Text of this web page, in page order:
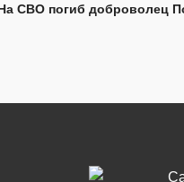
СВО погиб доброволец